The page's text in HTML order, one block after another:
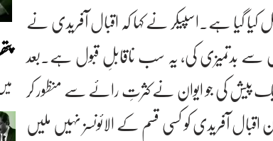
گیا ہے۔اسپیکر نے کہا کہ اقبال آفریدی نے
سے بدتمیزی کی، یہ سب ناقابلِ قبول ہے۔بعد
پیش کی جو ایوان نے کثرتِ رائے سے منظور کر
آفریدی کو کسی قسم کے الائونسز نہیں ملیں